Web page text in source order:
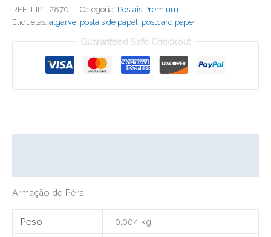
REF: LIP - 2870 Categoria: Postais Premium
Etiquetas: algarve, postais de papel, postcard paper
Guaranteed Safe Checkout
Armação de Pêra
Peso 0,004 kg